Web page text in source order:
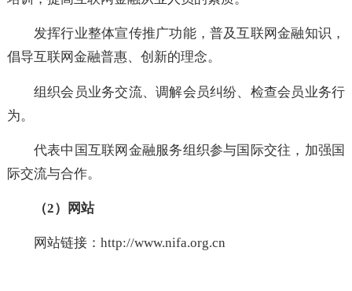
规范和消费者保护标准，并监督实施，建立行业消费者
诉处理机制。
培训，提高互联网金融从业人员的素质。
倡导互联网金融普惠、创新的理念。
代表中国互联网金融服务组织参与国际交往，加强